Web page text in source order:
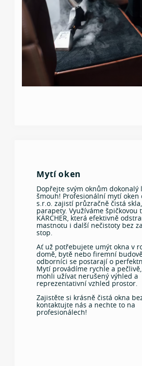
Mytí oken
Dopřejte svým oknům dokonalý
šmouh! Profesionální mytí oken
s.r.o. zajistí průzračně čistá
parapety. Využíváme špičkovou
KÄRCHER, která efektivně
mastnotu i další nečistoty bez
stop.
Ať už potřebujete umýt okna v
domě, bytě nebo firemní
odborníci se postarají o
Mytí provádíme rychle a
mohli užívat nerušený výhled a
reprezentativní vzhled prostor.
Zajistěte si krásně čistá okna
kontaktujte nás a nechte to na
profesionálech!